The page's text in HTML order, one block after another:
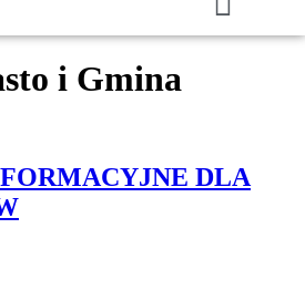
i Gmina
DLA